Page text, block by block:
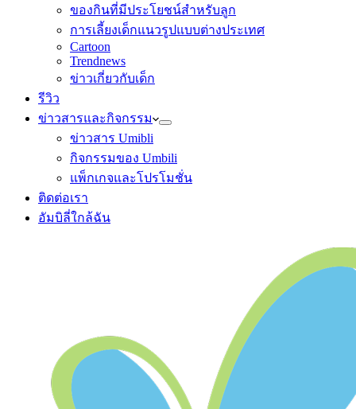
ของกินที่มีประโยชน์สำหรับลูก
การเลี้ยงเด็กแนวรูปแบบต่างประเทศ
Cartoon
Trendnews
ข่าวเกี่ยวกับเด็ก
รีวิว
ข่าวสารและกิจกรรม
ข่าวสาร Umibli
กิจกรรมของ Umbili
แพ็กเกจและโปรโมชั่น
ติดต่อเรา
อัมบิลี่ใกล้ฉัน